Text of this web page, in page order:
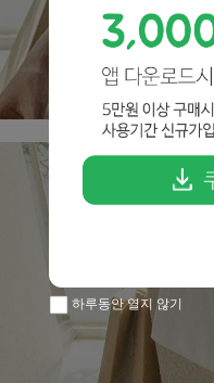
하루동안 열지 않기